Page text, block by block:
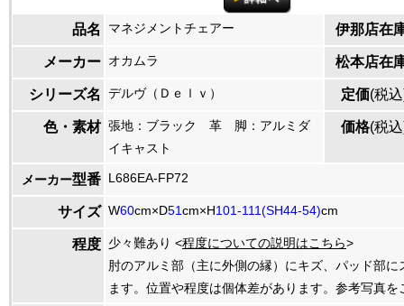
品名 マネジメントチェアー 伊那店在
メーカー オカムラ 松本店在
シリーズ名 デルヴ（Ｄｅｌｖ） 定価(税
色・素材 張地：ブラック 革 脚：アルミダ
イキャスト
価格(税
メーカー型番 L686EA-FP72
サイズ W60cm×D51cm×H101-111(SH44-54)cm
程度 少々難あり <程度についての説明はこちら>
肘のアルミ部（主に外側の縁）にキズ、パッド部に
ます。位置や程度は個体差があります。参考写真を